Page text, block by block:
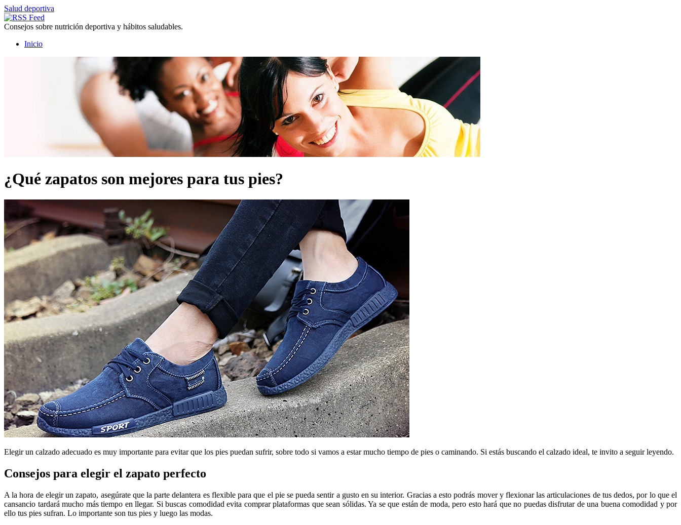
Salud deportiva
Consejos sobre nutrición deportiva y hábitos saludables.
Inicio
¿Qué zapatos son mejores para tus pies?
Elegir un calzado adecuado es muy importante para evitar que los pies puedan sufrir, sobre todo si vamos a estar mucho tiempo de pies o caminando. Si estás buscando el calzado ideal, te invito a seguir leyendo.
Consejos para elegir el zapato perfecto
A la hora de elegir un zapato, asegúrate que la parte delantera es flexible para que el pie se pueda sentir a gusto en su interior. Gracias a esto podrás mover y flexionar las articulaciones de tus dedos, por lo que el
cansancio tardará mucho más tiempo en llegar. Si buscas comodidad evita comprar plataformas que sean sólidas. Ya se que están de moda, pero esto hará que no puedas disfrutar de una buena comodidad y por
ello tus pies sufran. Lo importante son tus pies y luego las modas.